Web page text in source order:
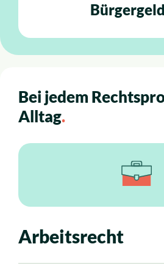
Bei jedem
Alltag.
Arbeitsrecht